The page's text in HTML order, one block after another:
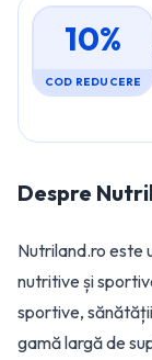
10%
COD REDUCERE
Despre
Nutriland.ro este
nutritive și
sportive,
gamă largă de